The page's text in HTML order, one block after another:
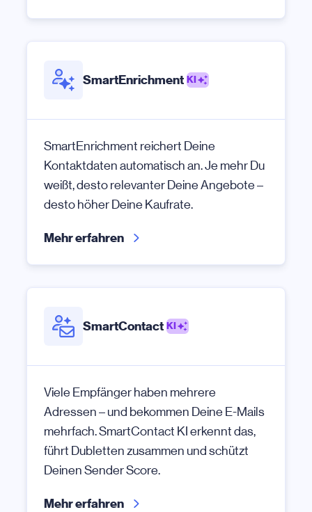
SmartEnrichment KI
SmartEnrichment reichert Deine
Kontaktdaten automatisch an. Je mehr Du
weißt, desto relevanter Deine Angebote –
desto höher Deine Kaufrate.
Mehr erfahren
SmartContact KI
Viele Empfänger haben mehrere
Adressen – und bekommen Deine E-Mails
mehrfach. SmartContact KI erkennt das,
führt Dubletten zusammen und schützt
Deinen Sender Score.
Mehr erfahren